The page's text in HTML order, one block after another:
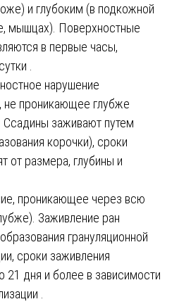
и глубоким (в подкожной
мышцах). Поверхностные
в первые часы,
.
нарушение
не проникающее глубже
Ссадины заживают путем
корочки), сроки
от размера, глубины и
проникающее через всю
Заживление ран
грануляционной
сроки заживления
21 дня и более в зависимости
.